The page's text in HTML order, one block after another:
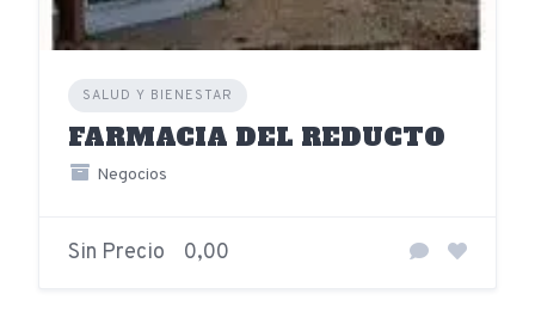
SALUD Y BIENESTAR
FARMACIA DEL REDUCTO
Negocios
Sin Precio 0,00